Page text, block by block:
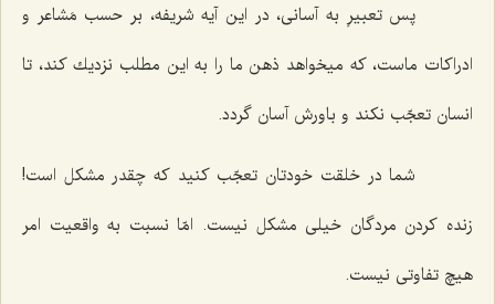
پس تعبیرِ به آسانى، در این آیه شریفه، بر حسب مَشاعر و
ادراكات ماست، كه میخواهد ذهن ما را به این مطلب نزدیك كند، تا
انسان تعجّب نكند و باورش آسان گردد.
شما در خلقت خودتان تعجّب كنید كه چقدر مشكل است!
زنده كردن مردگان خیلى مشكل نیست. امّا نسبت به واقعیت امر
هیچ تفاوتى نیست.